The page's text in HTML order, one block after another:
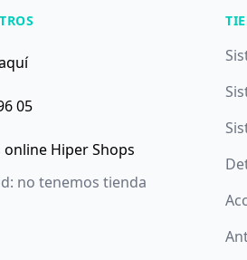
05
Hiper Shops
no tenemos tienda